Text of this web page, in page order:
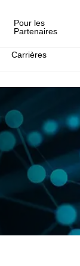
Pour les
Partenaires
Carrières